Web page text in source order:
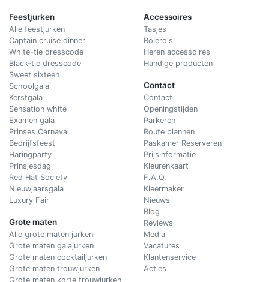
Feestjurken
Alle feestjurken
Captain cruise dinner
White-tie dresscode
Black-tie dresscode
Sweet sixteen
Schoolgala
Kerstgala
Sensation white
Examen gala
Prinses Carnaval
Bedrijfsfeest
Haringparty
Prinsjesdag
Red Hat Society
Nieuwjaarsgala
Luxury Fair
Grote maten
Alle grote maten jurken
Grote maten galajurken
Grote maten cocktailjurken
Grote maten trouwjurken
Grote maten korte trouwjurken
Accessoires
Tasjes
Bolero's
Heren accessoires
Handige producten
Contact
Contact
Openingstijden
Parkeren
Route plannen
Paskamer Reserveren
Prijsinformatie
Kleurenkaart
F.A.Q.
Kleermaker
Nieuws
Blog
Reviews
Media
Vacatures
Klantenservice
Acties